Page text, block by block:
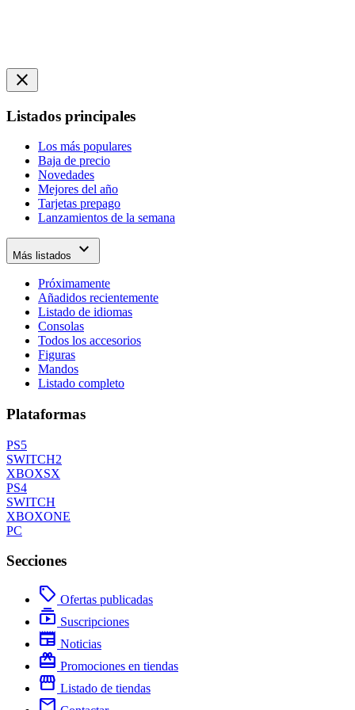
close
Listados principales
Los más populares
Baja de precio
Novedades
Mejores del año
Tarjetas prepago
Lanzamientos de la semana
Más listados expand_more
Próximamente
Añadidos recientemente
Listado de idiomas
Consolas
Todos los accesorios
Figuras
Mandos
Listado completo
Plataformas
PS5
SWITCH2
XBOXSX
PS4
SWITCH
XBOXONE
PC
Secciones
local_offer Ofertas publicadas
subscriptions Suscripciones
newspaper Noticias
redeem Promociones en tiendas
storefront Listado de tiendas
mail